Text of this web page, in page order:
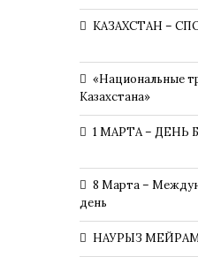
КАЗАХСТАН –
«Национальные
Казахстана»
1 МАРТА – ДЕНЬ
8 Марта –
день
НАУРЫЗ